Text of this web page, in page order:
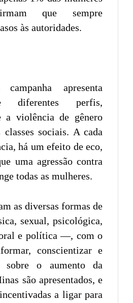
que sempre
às autoridades.
apresenta
diferentes perfis,
a violência de gênero
classes sociais. A cada
há um efeito de eco,
uma agressão contra
todas as mulheres.
as diversas formas de
sexual, psicológica,
e política —, com o
conscientizar e
sobre o aumento da
são apresentados, e
a ligar para